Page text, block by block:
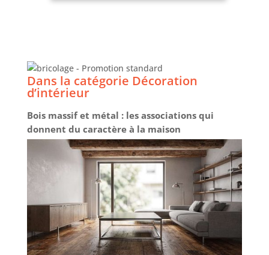
Dans la catégorie Décoration
d’intérieur
Bois massif et métal : les associations qui
donnent du caractère à la maison